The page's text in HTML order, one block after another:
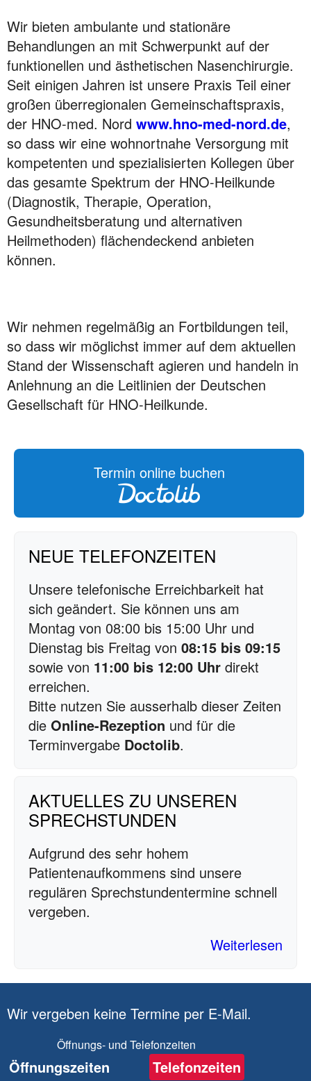
Wir bieten ambulante und stationäre
Behandlungen an mit Schwerpunkt auf der
funktionellen und ästhetischen Nasenchirurgie.
Seit einigen Jahren ist unsere Praxis Teil einer
großen überregionalen Gemeinschaftspraxis,
der HNO-med. Nord www.hno-med-nord.de,
so dass wir eine wohnortnahe Versorgung mit
kompetenten und spezialisierten Kollegen über
das gesamte Spektrum der HNO-Heilkunde
(Diagnostik, Therapie, Operation,
Gesundheitsberatung und alternativen
Heilmethoden) flächendeckend anbieten
können.
Wir nehmen regelmäßig an Fortbildungen teil,
so dass wir möglichst immer auf dem aktuellen
Stand der Wissenschaft agieren und handeln in
Anlehnung an die Leitlinien der Deutschen
Gesellschaft für HNO-Heilkunde.
Termin online buchen
NEUE TELEFONZEITEN
Unsere telefonische Erreichbarkeit hat
sich geändert. Sie können uns am
Montag von 08:00 bis 15:00 Uhr und
Dienstag bis Freitag von 08:15 bis 09:15
sowie von 11:00 bis 12:00 Uhr direkt
erreichen.
Bitte nutzen Sie ausserhalb dieser Zeiten
die Online-Rezeption und für die
Terminvergabe Doctolib.
AKTUELLES ZU UNSEREN
SPRECHSTUNDEN
Aufgrund des sehr hohem
Patientenaufkommens sind unsere
regulären Sprechstundentermine schnell
vergeben.
Weiterlesen
Wir vergeben keine Termine per E-Mail.
Öffnungs- und Telefonzeiten
Öffnungszeiten
Telefonzeiten